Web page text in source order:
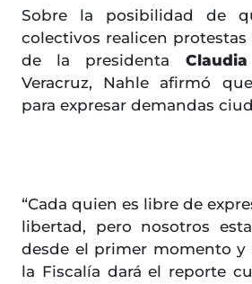
Sobre la posibilidad de
colectivos realicen
de la presidenta
Veracruz, Nahle afirmó
para expresar demandas
“Cada quien es libre de
libertad, pero nosotros
desde el primer momento
la Fiscalía dará el reporte